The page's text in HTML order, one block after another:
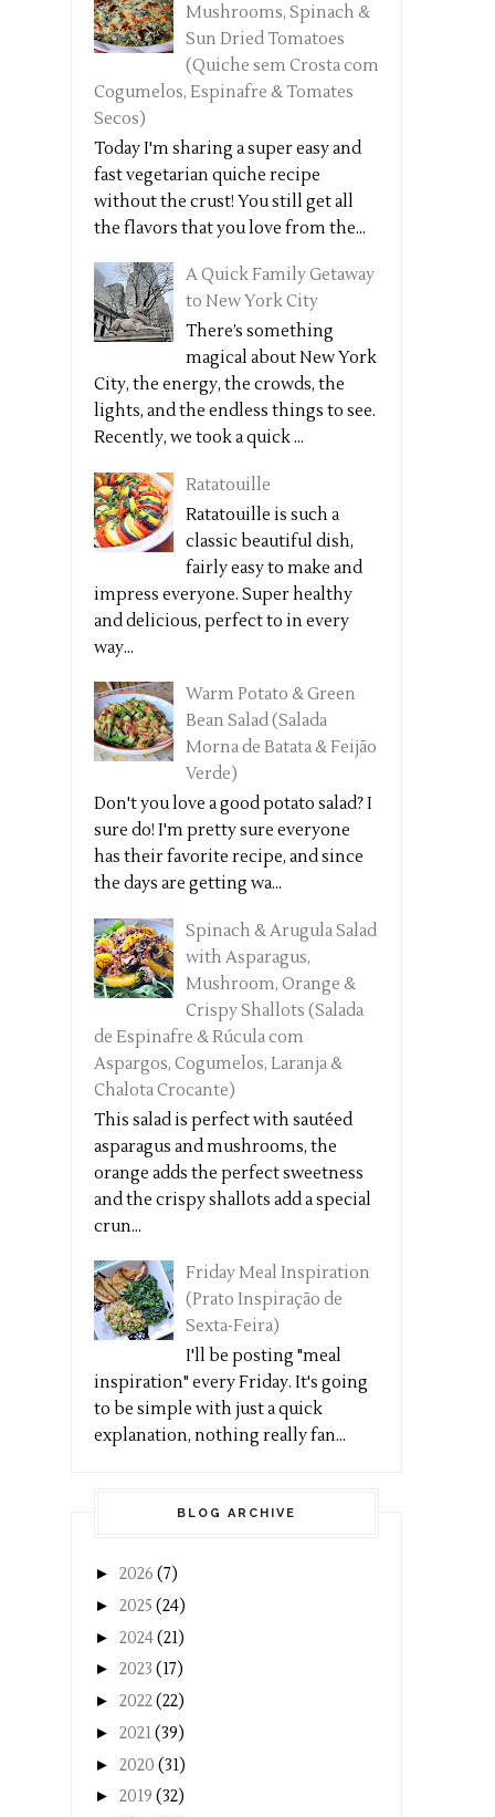
Mushrooms, Spinach &
Sun Dried Tomatoes
(Quiche sem Crosta com
Cogumelos, Espinafre & Tomates
Secos)
Today I'm sharing a super easy and
fast vegetarian quiche recipe
without the crust! You still get all
the flavors that you love from the...
A Quick Family Getaway
to New York City
There’s something
magical about New York
City, the energy, the crowds, the
lights, and the endless things to see.
Recently, we took a quick ...
Ratatouille
Ratatouille is such a
classic beautiful dish,
fairly easy to make and
impress everyone. Super healthy
and delicious, perfect to in every
way...
Warm Potato & Green
Bean Salad (Salada
Morna de Batata & Feijão
Verde)
Don't you love a good potato salad? I
sure do! I'm pretty sure everyone
has their favorite recipe, and since
the days are getting wa...
Spinach & Arugula Salad
with Asparagus,
Mushroom, Orange &
Crispy Shallots (Salada
de Espinafre & Rúcula com
Aspargos, Cogumelos, Laranja &
Chalota Crocante)
This salad is perfect with sautéed
asparagus and mushrooms, the
orange adds the perfect sweetness
and the crispy shallots add a special
crun...
Friday Meal Inspiration
(Prato Inspiração de
Sexta-Feira)
I'll be posting "meal
inspiration" every Friday. It's going
to be simple with just a quick
explanation, nothing really fan...
BLOG ARCHIVE
► 2026 (7)
► 2025 (24)
► 2024(21)
► 2023 (17)
► 2022(22)
► 2021(39)
► 2020 (31)
► 2019 (32)